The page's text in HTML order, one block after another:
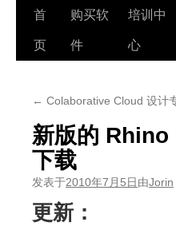
跳
至
首
页
购买软
件
培训中
心
← Colaborative Cloud 设计
新版的 Rhino
下载
发表于2010年7月5日由Jorin
更新：